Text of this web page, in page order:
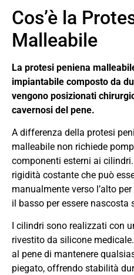
Cos’è la
Malleabile
La protesi peniena
impiantabile composto da
vengono posizionati
cavernosi del pene.
A differenza della protesi
malleabile non richiede
componenti esterni ai
rigidità costante che può
manualmente verso l’alto
il basso per essere nascosta
I cilindri sono realizzati con
rivestito da silicone
al pene di mantenere
piegato, offrendo stabilità